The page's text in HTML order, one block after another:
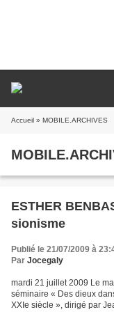
Accueil » MOBILE.ARCHIVES
ESTHER
sionisme
Publié le 21/07/2009 à
Par Jocegaly
mardi 21 juillet 2009 Le
séminaire « Des dieux
XXIe siècle », dirigé par